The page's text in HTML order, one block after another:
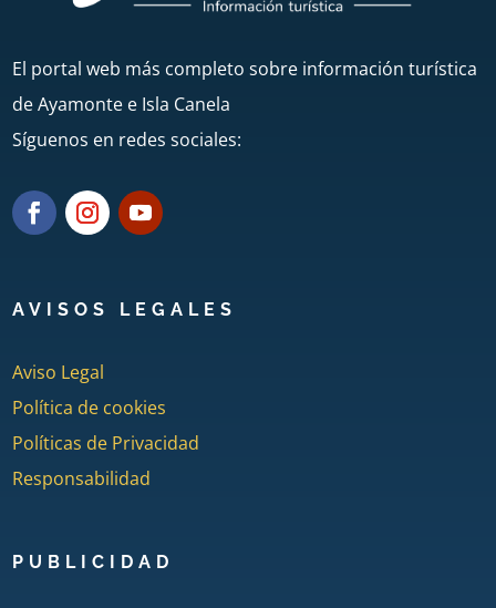
El portal web más completo sobre información turística
de Ayamonte e Isla Canela
Síguenos en redes sociales:
AVISOS LEGALES
Aviso Legal
Política de cookies
Políticas de Privacidad
Responsabilidad
PUBLICIDAD